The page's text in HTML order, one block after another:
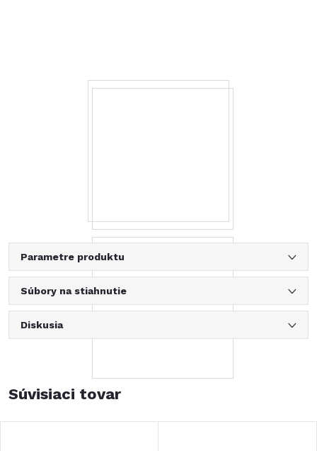
Parametre produktu
Súbory na stiahnutie
Diskusia
Súvisiaci tovar